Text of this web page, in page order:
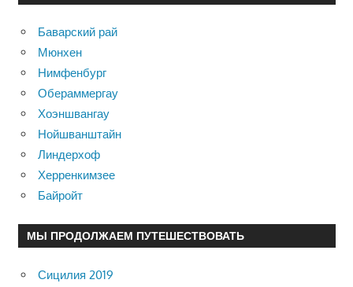
Баварский рай
Мюнхен
Нимфенбург
Обераммергау
Хоэншвангау
Нойшванштайн
Линдерхоф
Херренкимзее
Байройт
МЫ ПРОДОЛЖАЕМ ПУТЕШЕСТВОВАТЬ
Сицилия 2019